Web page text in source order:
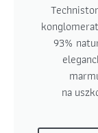
93%
na